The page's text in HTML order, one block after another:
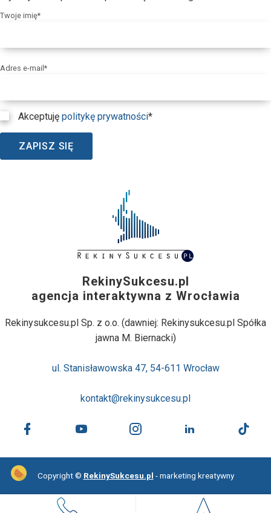
Twoje imię*
Adres e-mail*
Akceptuję politykę prywatności*
ZAPISZ SIĘ
RekinySukcesu.pl
agencja interaktywna z Wrocławia
Rekinysukcesu.pl Sp. z o.o. (dawniej: Rekinysukcesu.pl Spółka
jawna M. Biernacki)
ul. Stanisławowska 47, 54-611 Wrocław
kontakt@rekinysukcesu.pl
Copyright © RekinySukcesu.pl - marketing kreatywny